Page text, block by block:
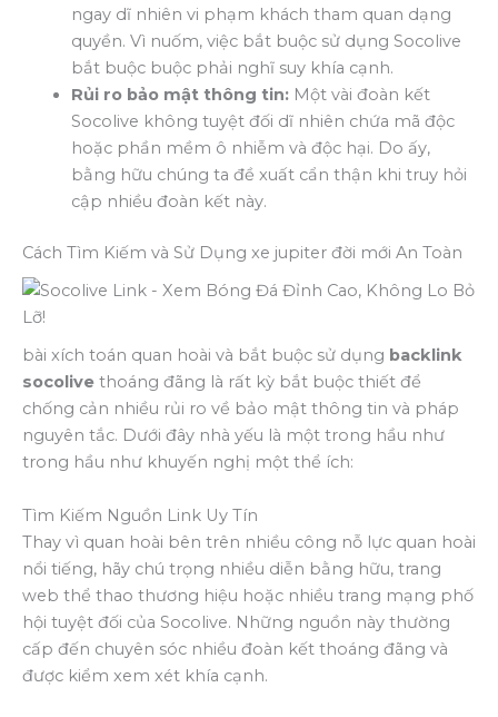
ngay dĩ nhiên vi phạm khách tham quan dạng
quyền. Vì nuốm, việc bắt buộc sử dụng Socolive
bắt buộc buộc phải nghĩ suy khía cạnh.
Rủi ro bảo mật thông tin:Một vài đoàn kết
Socolive không tuyệt đối dĩ nhiên chứa mã độc
hoặc phần mềm ô nhiễm và độc hại. Do ấy,
bằng hữu chúng ta đề xuất cẩn thận khi truy hỏi
cập nhiều đoàn kết này.
Cách Tìm Kiếm và Sử Dụng xe jupiter đời mới An Toàn
bài xích toán quan hoài và bắt buộc sử dụng backlink
socolive thoáng đãng là rất kỳ bắt buộc thiết để
chống cản nhiều rủi ro về bảo mật thông tin và pháp
nguyên tắc. Dưới đây nhà yếu là một trong hầu như
trong hầu như khuyến nghị một thể ích:
Tìm Kiếm Nguồn Link Uy Tín
Thay vì quan hoài bên trên nhiều công nỗ lực quan hoài
nổi tiếng, hãy chú trọng nhiều diễn bằng hữu, trang
web thể thao thương hiệu hoặc nhiều trang mạng phố
hội tuyệt đối của Socolive. Những nguồn này thường
cấp đến chuyên sóc nhiều đoàn kết thoáng đãng và
được kiểm xem xét khía cạnh.